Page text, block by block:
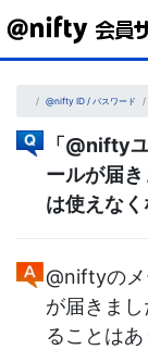
Skip
content @nifty ID / パスワード
「@nifty
ールが届
は使えなく
@niftyのメ
が届きま
ることはあ